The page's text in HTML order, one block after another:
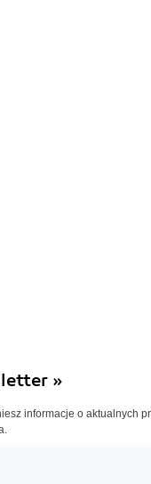
»
informacje o aktualnych